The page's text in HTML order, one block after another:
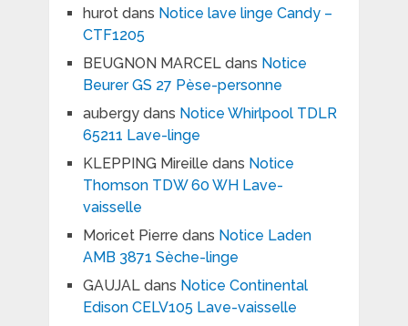
hurotdans Notice lave linge Candy –
CTF1205
BEUGNON MARCELdans Notice
Beurer GS 27 Pèse-personne
aubergydans Notice Whirlpool TDLR
65211 Lave-linge
KLEPPING Mireille dans Notice
Thomson TDW 60 WH Lave-
vaisselle
Moricet Pierre dans Notice Laden
AMB 3871 Sèche-linge
GAUJALdans Notice Continental
Edison CELV105 Lave-vaisselle